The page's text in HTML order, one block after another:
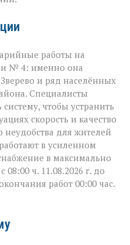
работы на
№ 4: именно она
и ряд населённых
Специалисты
чтобы устранить
скорость и качество
для жителей
в усиленном
в максимально
ч. 11.08.2026 г. до
работ 00:00 час.